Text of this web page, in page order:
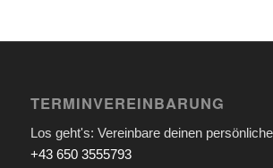
TERMINVEREINBARUNG
Los geht's: Vereinbare deinen
+43 650 3555793